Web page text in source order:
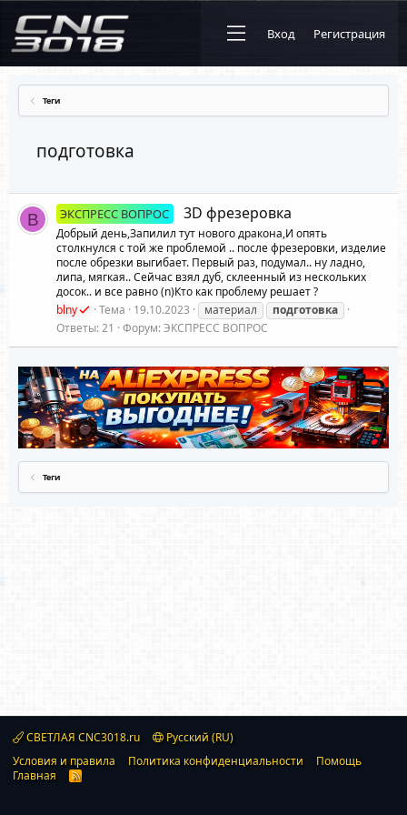
Вход Регистрация
Теги
подготовка
B ЭКСПРЕСС ВОПРОС 3D фрезеровка
Добрый день,Запилил тут нового дракона,И опять
столкнулся с той же проблемой .. после фрезеровки, изделие
после обрезки выгибает. Первый раз, подумал.. ну ладно,
липа, мягкая.. Сейчас взял дуб, склеенный из нескольких
досок.. и все равно (n)Кто как проблему решает ?
blny
Тема 19.10.2023 материал
подготовка
Ответы: 21
Форум:ЭКСПРЕСС ВОПРОС
Теги
СВЕТЛАЯ CNC3018.ru
Русский (RU)
Условия и правила
Политика конфиденциальности
Помощь
Главная
R
S